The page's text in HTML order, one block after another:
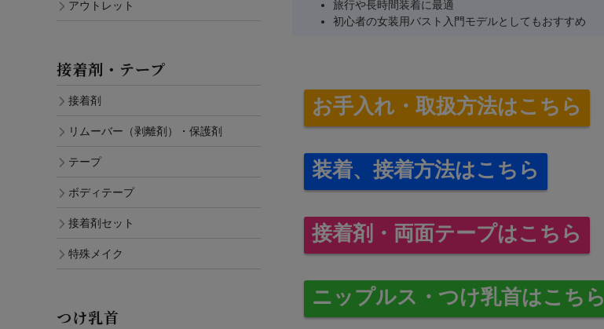
旅行や長時間装着に最適
初心者の女装用バスト入門モデルとしてもおすすめ
お手入れ・取扱方法はこちら
装着、接着方法はこちら
接着剤・両面テープはこちら
ニップルス・つけ乳首はこちら
アウトレット
接着剤・テープ
接着剤
リムーバー（剥離剤）・保護剤
テープ
ボディテープ
接着剤セット
特殊メイク
つけ乳首